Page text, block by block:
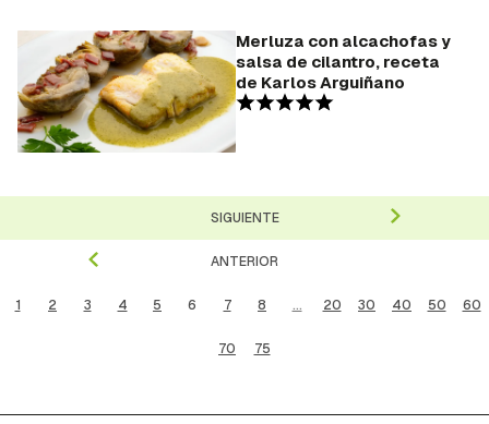
Merluza con alcachofas y
salsa de cilantro, receta
de Karlos Arguiñano
ANTERIOR
1 2 3 4 5 6 7 8 ... 20 30 40 50 60
70 75
SIGUIENTE